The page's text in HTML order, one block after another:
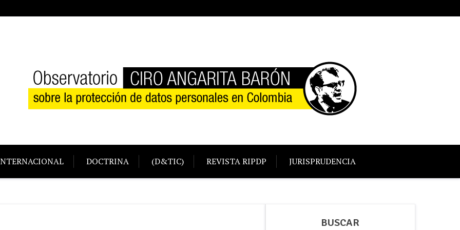
DOCTRINA (D&TIC) REVISTA RIPDP JURISPRUDENCIA
BUSCAR